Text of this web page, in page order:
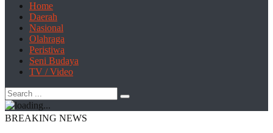
Home
Daerah
Nasional
Olahraga
Peristiwa
Seni Budaya
TV / Video
BREAKING NEWS